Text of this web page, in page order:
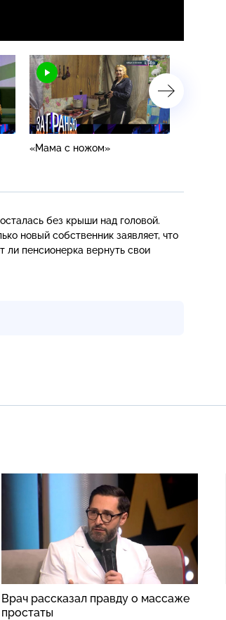
«Мама с ножом»
без крыши над головой.
новый собственник заявляет, что
пенсионерка вернуть свои
Врач рассказал правду о массаже
простаты